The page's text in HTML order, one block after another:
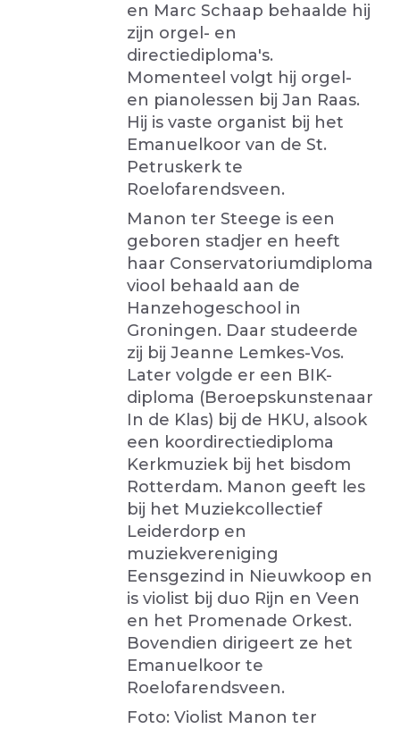
en Marc Schaap behaalde hij
zijn orgel- en
directiediploma's.
Momenteel volgt hij orgel-
en pianolessen bij Jan Raas.
Hij is vaste organist bij het
Emanuelkoor van de St.
Petruskerk te
Roelofarendsveen.
Manon ter Steege is een
geboren stadjer en heeft
haar Conservatoriumdiploma
viool behaald aan de
Hanzehogeschool in
Groningen. Daar studeerde
zij bij Jeanne Lemkes-Vos.
Later volgde er een BIK-
diploma (Beroepskunstenaar
In de Klas) bij de HKU, alsook
een koordirectiediploma
Kerkmuziek bij het bisdom
Rotterdam. Manon geeft les
bij het Muziekcollectief
Leiderdorp en
muziekvereniging
Eensgezind in Nieuwkoop en
is violist bij duo Rijn en Veen
en het Promenade Orkest.
Bovendien dirigeert ze het
Emanuelkoor te
Roelofarendsveen.
Foto: Violist Manon ter